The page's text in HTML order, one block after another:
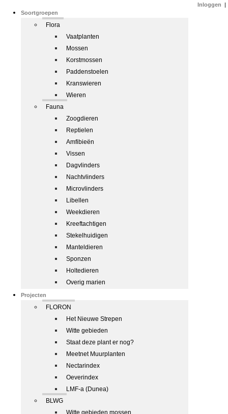
Soortgroepen
Flora
Vaatplanten
Mossen
Korstmossen
Paddenstoelen
Kranswieren
Wieren
Fauna
Zoogdieren
Reptielen
Amfibieën
Vissen
Dagvlinders
Nachtvlinders
Microvlinders
Libellen
Weekdieren
Kreeftachtigen
Stekelhuidigen
Manteldieren
Sponzen
Holtedieren
Overig marien
Projecten
FLORON
Het Nieuwe Strepen
Witte gebieden
Staat deze plant er nog?
Meetnet Muurplanten
Nectarindex
Oeverindex
LMF-a (Dunea)
BLWG
Witte gebieden mossen
Inloggen |